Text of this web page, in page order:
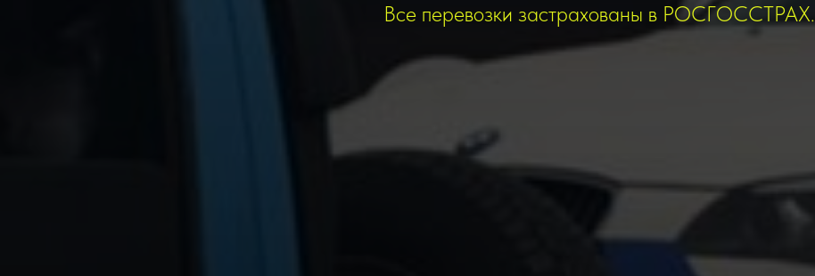
Все перевозки застрахованы в РОСГОССТРАХ.